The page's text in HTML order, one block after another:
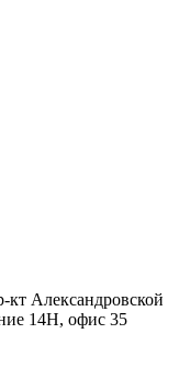
кт Александровской
14Н, офис 35